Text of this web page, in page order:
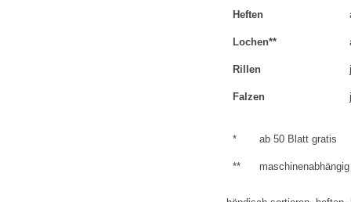
Heften
Lochen**
Rillen
Falzen
* ab 50 Blatt gratis
**